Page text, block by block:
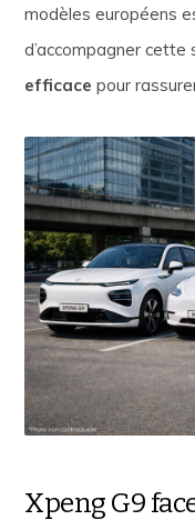
modèles européens
d’accompagner cette
efficace pour
Xpeng G9